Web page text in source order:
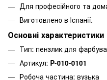
Для професійного та
Виготовлено в Іспанії.
Основні характеристики
Тип: пензлик для
Артикул: P-010-0101
Робоча частина: вузька